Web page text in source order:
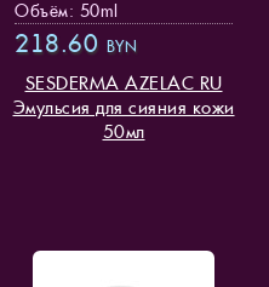
Объём: 50ml
218.60 BYN
SESDERMA AZELAC RU
Эмульсия для сияния кожи
50мл